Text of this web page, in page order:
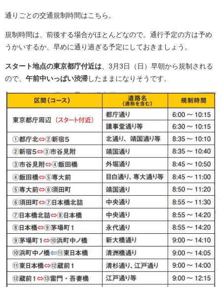
通りごとの交通規制時間はこちら。
規制時間は、前後する場合がほとんどなので。通行予定の方は予め
うかいするか、早めに通り過ぎる予定にしておきましょう。
スタート地点の東京都庁付近は 、3月3日（日）早朝から規制される
ので、 午前中いっぱい渋滞 したままになりそうです。